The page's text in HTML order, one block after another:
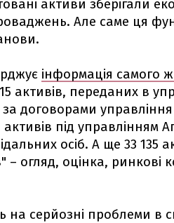
активи зберігали
Але саме ця
інформація самого
активів, переданих в
договорами
під управлінням
осіб. А ще 33 135
– огляд, оцінка, ринкові
на серйозні проблеми в